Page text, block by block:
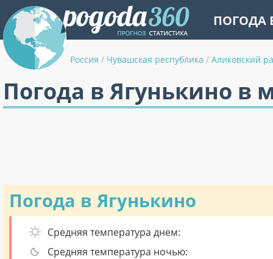
ПОГОДА
Россия / Чувашская республика / Аликовский
Погода в Ягунькино в
Погода в Ягунькино
Средняя температура днем:
Средняя температура ночью: